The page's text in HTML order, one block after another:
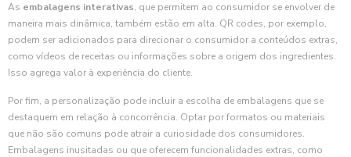
As embalagens interativas, que permitem ao consumidor se envolver de
maneira mais dinâmica, também estão em alta. QR codes, por exemplo,
podem ser adicionados para direcionar o consumidor a conteúdos extras,
como vídeos de receitas ou informações sobre a origem dos ingredientes.
Isso agrega valor à experiência do cliente.
Por fim, a personalização pode incluir a escolha de embalagens que se
destaquem em relação à concorrência. Optar por formatos ou materiais
que não são comuns pode atrair a curiosidade dos consumidores.
Embalagens inusitadas ou que oferecem funcionalidades extras, como